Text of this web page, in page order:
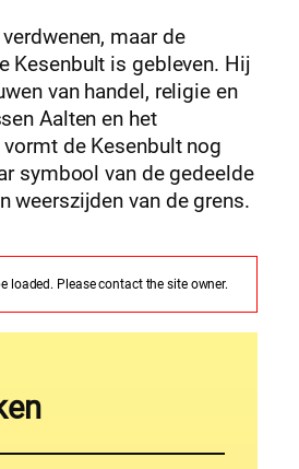
maar de
Kesenbult is gebleven. Hij
van handel, religie en
Aalten en het
de Kesenbult nog
symbool van de gedeelde
weerszijden van de grens.
loaded. Please contact the site owner.